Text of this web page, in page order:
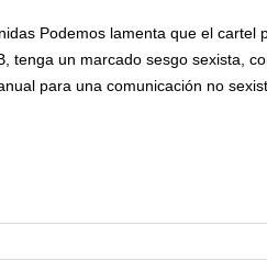
Podemos lamenta que el cartel
tenga un marcado sesgo sexista,
para una comunicación no